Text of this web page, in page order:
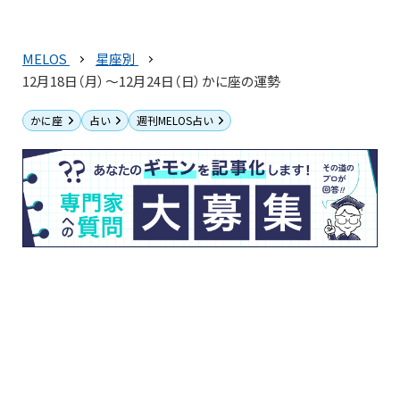
MELOS
星座別
12月18日（月）～12月24日（日）かに座の運勢
かに座 占い 週刊MELOS占い